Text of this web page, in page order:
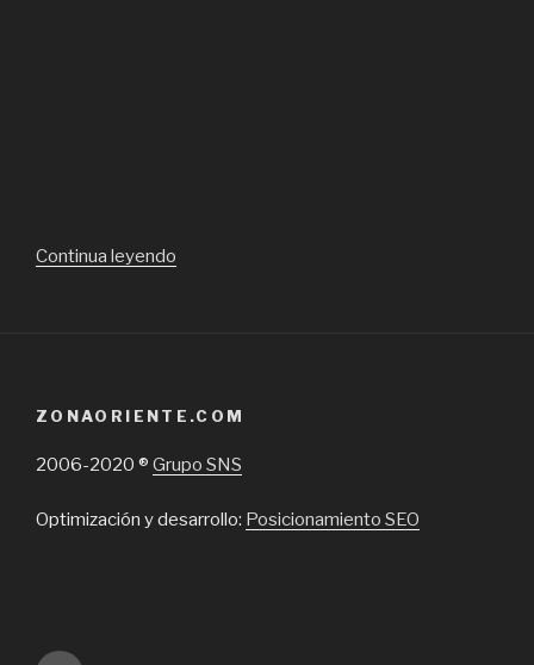
Continua leyendo
para
baños
cocinas
ZONAORIENTE.COM
2006-2020 ® Grupo SNS
Optimización y desarrollo: Posicionamiento SEO